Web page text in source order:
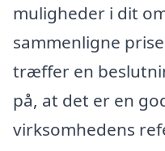
muligheder i dit
sammenligne
træffer en
på, at det er en
virksomhedens